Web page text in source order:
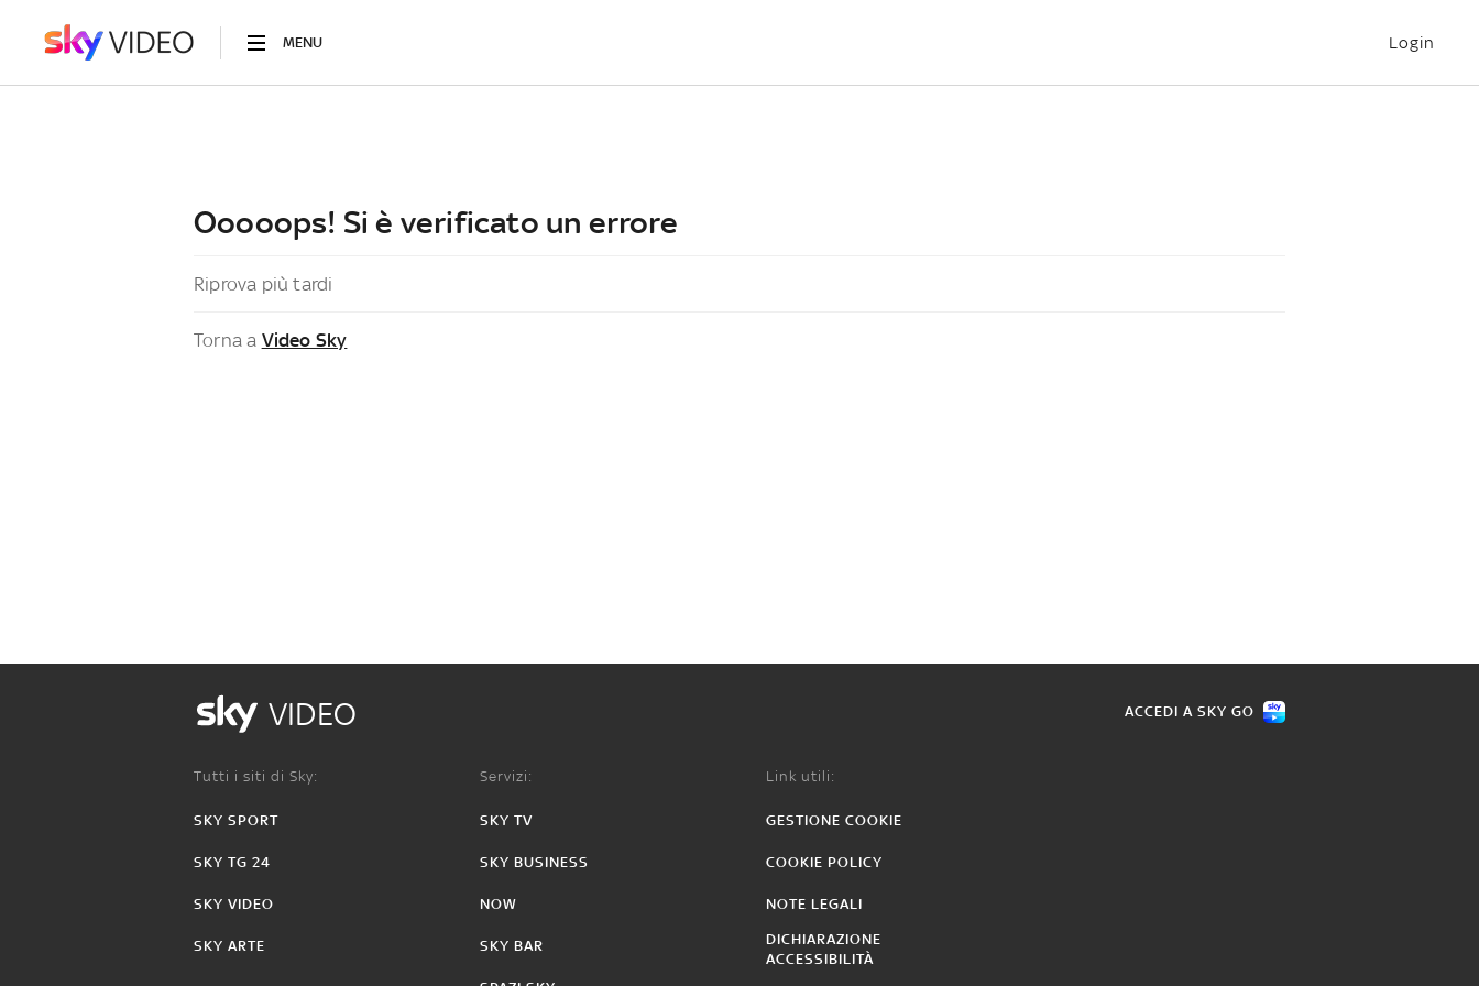
MENU Login
Ooooops! Si è verificato un errore
Riprova più tardi
Torna a Video Sky
VIDEO ACCEDI A SKY GO
Tutti i siti di Sky:
SKY SPORT
SKY TG 24
SKY VIDEO
SKY ARTE
Servizi:
SKY TV
SKY BUSINESS
NOW
SKY BAR
Link utili:
GESTIONE COOKIE
COOKIE POLICY
NOTE LEGALI
DICHIARAZIONE
ACCESSIBILITÀ